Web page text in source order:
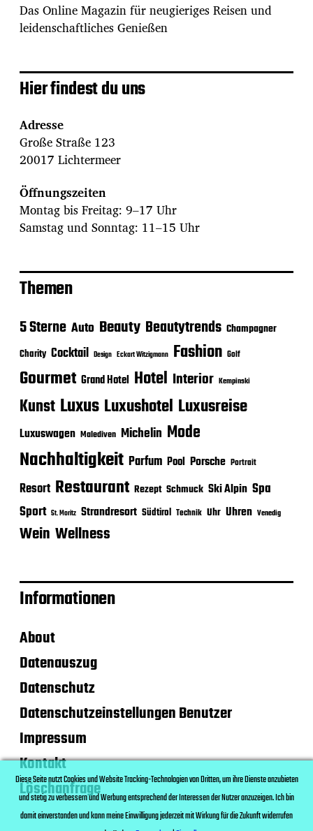
Das Online Magazin für neugieriges Reisen und
leidenschaftliches Genießen
Hier findest du uns
Adresse
Große Straße 123
20017 Lichtermeer
Öffnungszeiten
Montag bis Freitag: 9–17 Uhr
Samstag und Sonntag: 11–15 Uhr
Themen
5 Sterne Auto Beauty Beautytrends Champagner
Charity Cocktail Design Eckart Witzigmann Fashion Golf
Gourmet Grand Hotel Hotel Interior Kempinski
Kunst Luxus Luxushotel Luxusreise
Luxuswagen Malediven Michelin Mode
Nachhaltigkeit Parfum Pool Porsche Portrait
Resort Restaurant Rezept Schmuck Ski Alpin Spa
Sport St. Moritz Strandresort Südtirol Technik Uhr Uhren Venedig
Wein Wellness
Informationen
About
Datenauszug
Datenschutz
Datenschutzeinstellungen Benutzer
Impressum
Kontakt
Löschanfrage
Diese Seite nutzt Cookies und Website Tracking-Technologien von Dritten, um ihre Dienste anzubieten
und stetig zu verbessern und Werbung entsprechend der Interessen der Nutzer anzuzeigen. Ich bin
damit einverstanden und kann meine Einwilligung jederzeit mit Wirkung für die Zukunft widerrufen